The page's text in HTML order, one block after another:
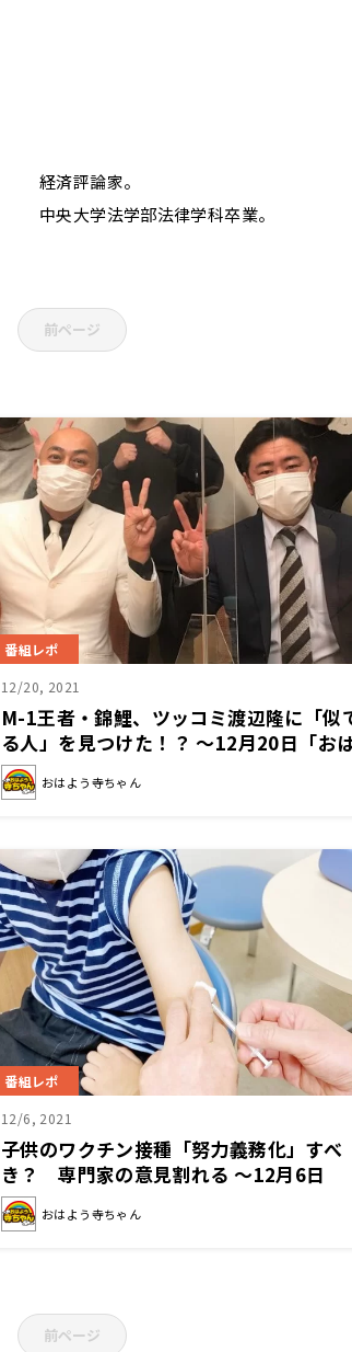
経済評論家。
中央大学法学部法律学科卒業。
前ページ
番組レポ
12/20, 2021
M-1王者・錦鯉、ツッコミ渡辺隆に「似
る人」を見つけた！？ ～12月20日「お
よう寺ちゃん」
おはよう寺ちゃん
番組レポ
12/6, 2021
子供のワクチン接種「努力義務化」すべ
き？ 専門家の意見割れる ～12月6日
「おはよう寺ちゃん」
おはよう寺ちゃん
前ページ